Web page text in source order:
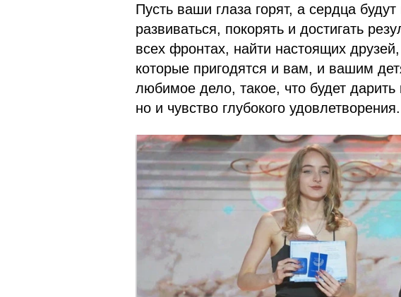
Пусть ваши глаза горят, а сердца
развиваться, покорять и достигать
всех фронтах, найти настоящих
которые пригодятся и вам, и вашим
любимое дело, такое, что будет
но и чувство глубокого